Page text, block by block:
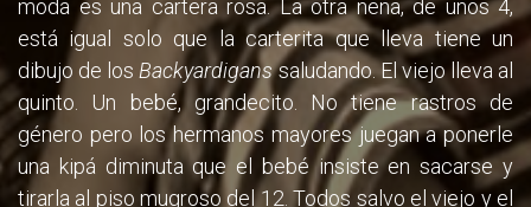
moda es una cartera rosa. La otra nena, de unos 4,
está igual solo que la carterita que lleva tiene un
dibujo de los Backyardiganssaludando. El viejo lleva al
quinto. Un bebé, grandecito. No tiene rastros de
género pero los hermanos mayores juegan a ponerle
una kipá diminuta que el bebé insiste en sacarse y
tirarla al piso mugroso del 12. Todos salvo el viejo y el